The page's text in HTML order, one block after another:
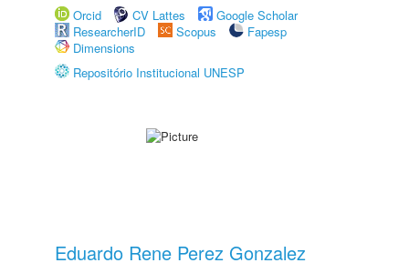
Orcid
CV Lattes
Google Scholar
ResearcherID
Scopus
Fapesp
Dimensions
Repositório Institucional UNESP
Eduardo Rene Perez Gonzalez